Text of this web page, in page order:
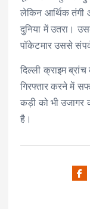
लेकिन आर्थिक तंगी
दुनिया में उतरा।
पॉकेटमार उससे
दिल्ली क्राइम
गिरफ्तार करने में
कड़ी को भी
है।